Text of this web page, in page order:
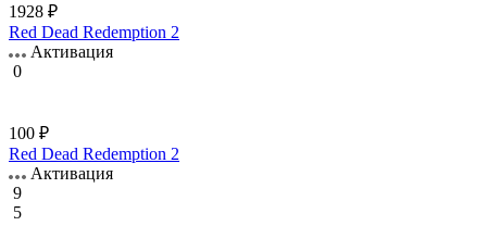
1928 ₽
Red Dead Redemption 2
Активация
0
100 ₽
Red Dead Redemption 2
Активация
9
5